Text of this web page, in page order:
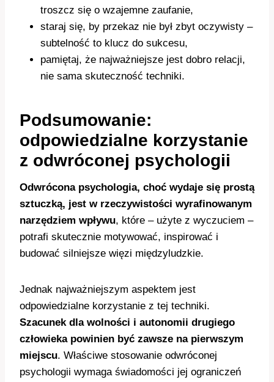
troszcz się o wzajemne zaufanie,
staraj się, by przekaz nie był zbyt oczywisty –
subtelność to klucz do sukcesu,
pamiętaj, że najważniejsze jest dobro relacji,
nie sama skuteczność techniki.
Podsumowanie:
odpowiedzialne korzystanie
z odwróconej psychologii
Odwrócona psychologia, choć wydaje się prostą
sztuczką, jest w rzeczywistości wyrafinowanym
narzędziem wpływu, które – użyte z wyczuciem –
potrafi skutecznie motywować, inspirować i
budować silniejsze więzi międzyludzkie.
Jednak najważniejszym aspektem jest
odpowiedzialne korzystanie z tej techniki.
Szacunek dla wolności i autonomii drugiego
człowieka powinien być zawsze na pierwszym
miejscu. Właściwe stosowanie odwróconej
psychologii wymaga świadomości jej ograniczeń